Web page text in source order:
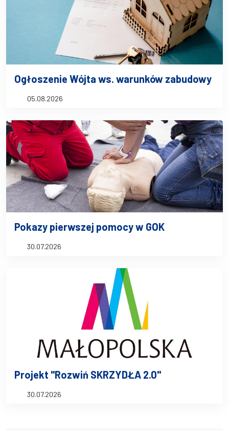
Ogłoszenie Wójta ws. warunków zabudowy
05.08.2026
Pokazy pierwszej pomocy w GOK
30.07.2026
Projekt "Rozwiń SKRZYDŁA 2.0"
30.07.2026